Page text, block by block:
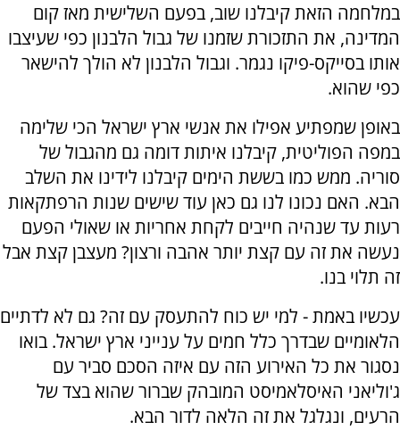
במלחמה הזאת קיבלנו שוב, בפעם השלישית מאז קום
המדינה, את התזכורת שזמנו של גבול הלבנון כפי שעיצבו
אותו בסייקס-פיקו נגמר. וגבול הלבנון לא הולך להישאר
כפי שהוא.
באופן שמפתיע אפילו את אנשי ארץ ישראל הכי שלימה
במפה הפוליטית, קיבלנו איתות דומה גם מהגבול של
סוריה. ממש כמו בששת הימים קיבלנו לידינו את השלב
הבא. האם נכונו לנו גם כאן עוד שישים שנות הרפתקאות
רעות עד שנהיה חייבים לקחת אחריות או שאולי הפעם
נעשה את זה עם קצת יותר אהבה ורצון? מעצבן קצת אבל
זה תלוי בנו.
עכשיו באמת - למי יש כוח להתעסק עם זה? גם לא לדתיים
הלאומיים שבדרך כלל חמים על ענייני ארץ ישראל. בואו
נסגור את כל האירוע הזה עם איזה הסכם סביר עם
ג'וליאני האיסלאמיסט המובהק שברור שהוא בצד של
הרעים, ונגלגל את זה הלאה לדור הבא.